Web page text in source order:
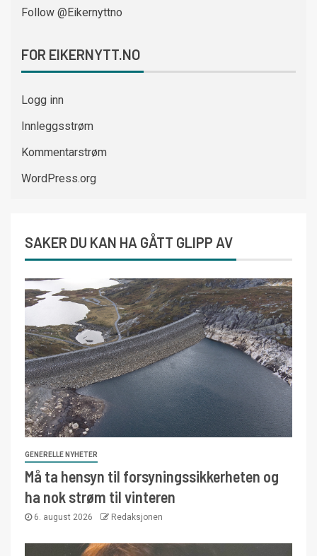
Follow @Eikernyttno
FOR EIKERNYTT.NO
Logg inn
Innleggsstrøm
Kommentarstrøm
WordPress.org
SAKER DU KAN HA GÅTT GLIPP AV
GENERELLE NYHETER
Må ta hensyn til forsyningssikkerheten og
ha nok strøm til vinteren
6. august 2026 Redaksjonen